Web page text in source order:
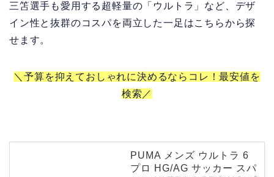
三笘選手も愛用する超軽量の「ウルトラ」など、デザ
イン性と抜群のコスパを両立した一足はこちらから探
せます。
＼予算を抑えておしゃれに決めるならコレ！最安値を
検索／
PUMA メンズ ウルトラ 6
プロ HG/AG サッカー スパ